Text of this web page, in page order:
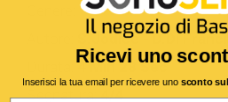
Classici '70
S.Jodice - D.Di
4 Min 28 Sec
Segnatura:4/4
Ricevi uno
Inserisci la tua email per ricevere uno sconto